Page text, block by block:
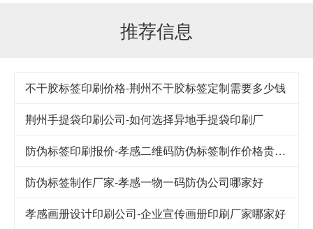
推荐信息
不干胶标签印刷价格-荆州不干胶标签定制需要多少钱
荆州手提袋印刷公司-如何选择异地手提袋印刷厂
防伪标签印刷报价-孝感二维码防伪标签制作价格贵不贵
防伪标签制作厂家-孝感一物一码防伪公司哪家好
孝感画册设计印刷公司-企业宣传画册印刷厂家哪家好